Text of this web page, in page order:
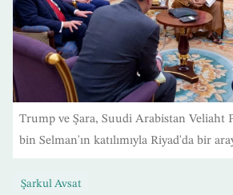
Trump ve Şara, Suudi Arabistan Veliaht
bin Selman'ın katılımıyla Riyad'da bir
Şarkul Avsat